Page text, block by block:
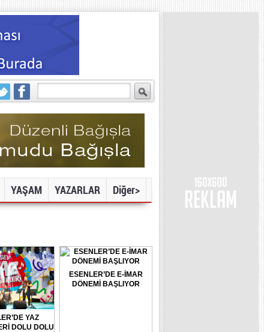
YAŞAM YAZARLAR Diğer>
YAZ
DOLU DOLU
ESENLER’DE E-İMAR
DÖNEMİ BAŞLIYOR